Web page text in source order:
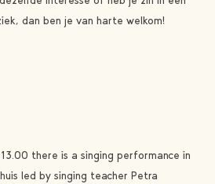
dan ben je van harte welkom!
there is a singing performance in
led by singing teacher Petra